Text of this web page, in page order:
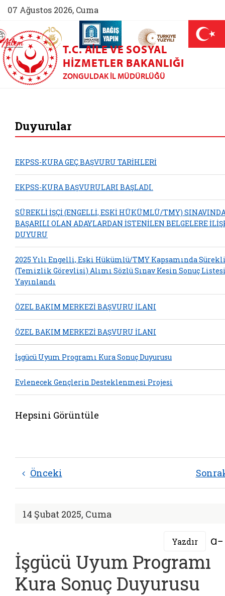
07 Ağustos 2026, Cuma
(yeni sekmede açılır)
AİLEM İletişim Merkezi (yeni sekmede açılır)
Aile ve Nüfus On Yılı (yeni sekmede açılır)
Darülaceze bağış sayfası (yeni
T.C. AILE VE SOSYAL
HIZMETLER BAKANLIĞI
ZONGULDAK İL MÜDÜRLÜĞÜ
Duyurular
EKPSS-KURA GEÇ BAŞVURU TARİHLERİ
EKPSS-KURA BAŞVURULARI BAŞLADI.
SÜREKLİ İŞÇİ (ENGELLİ, ESKİ HÜKÜMLÜ/TMY)
BAŞARILI OLAN ADAYLARDAN İSTENİLEN BELGELERE
DUYURU
2025 Yılı Engelli, Eski Hükümlü/TMY Kapsamında
(Temizlik Görevlisi) Alımı Sözlü Sınav Kesin Sonuç
Yayınlandı
ÖZEL BAKIM MERKEZİ BAŞVURU İLANI
ÖZEL BAKIM MERKEZİ BAŞVURU İLANI
İşgücü Uyum Programı Kura Sonuç Duyurusu
Evlenecek Gençlerin Desteklenmesi Projesi
Hepsini Görüntüle
Önceki
14 Şubat 2025, Cuma
Yazdır
İşgücü Uyum Programı
Kura Sonuç Duyurusu